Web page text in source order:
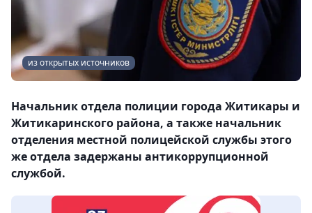
из открытых источников
Начальник отдела полиции города Житикары и
Житикаринского района, а также начальник
отделения местной полицейской службы этого
же отдела задержаны антикоррупционной
службой.